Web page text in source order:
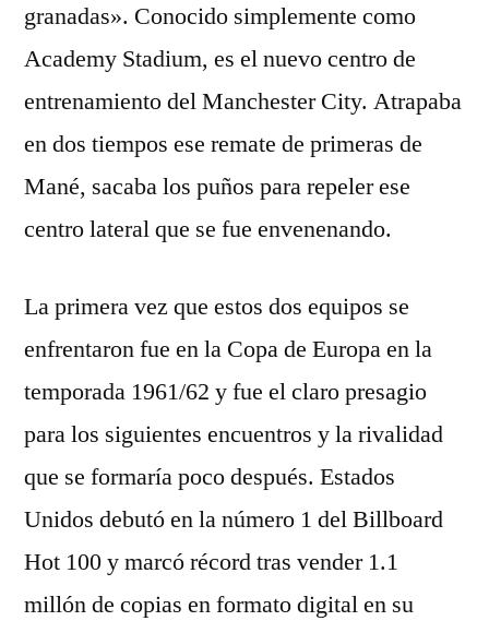
granadas». Conocido simplemente como
Academy Stadium, es el nuevo centro de
entrenamiento del Manchester City. Atrapaba
en dos tiempos ese remate de primeras de
Mané, sacaba los puños para repeler ese
centro lateral que se fue envenenando.
La primera vez que estos dos equipos se
enfrentaron fue en la Copa de Europa en la
temporada 1961/62 y fue el claro presagio
para los siguientes encuentros y la rivalidad
que se formaría poco después. Estados
Unidos debutó en la número 1 del Billboard
Hot 100 y marcó récord tras vender 1.1
millón de copias en formato digital en su